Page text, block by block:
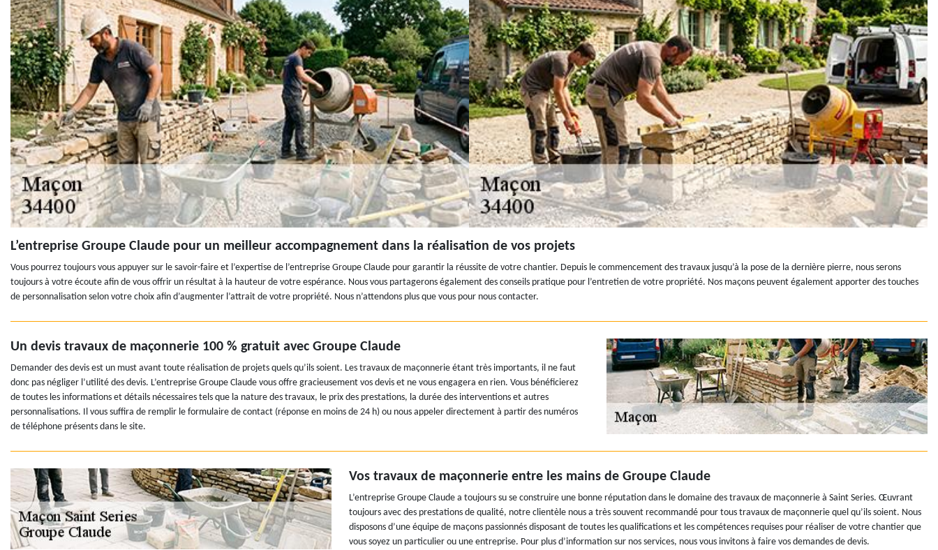
L’entreprise Groupe Claude pour un meilleur accompagnement dans la réalisation de vos projets
Vous pourrez toujours vous appuyer sur le savoir-faire et l’expertise de l’entreprise Groupe Claude pour garantir la réussite de votre chantier. Depuis le commencement des travaux jusqu’à la pose de la dernière pierre, nous serons
toujours à votre écoute afin de vous offrir un résultat à la hauteur de votre espérance. Nous vous partagerons également des conseils pratique pour l’entretien de votre propriété. Nos maçons peuvent également apporter des touches
de personnalisation selon votre choix afin d’augmenter l’attrait de votre propriété. Nous n’attendons plus que vous pour nous contacter.
Un devis travaux de maçonnerie 100 % gratuit avec Groupe Claude
Demander des devis est un must avant toute réalisation de projets quels qu’ils soient. Les travaux de maçonnerie étant très importants, il ne faut
donc pas négliger l’utilité des devis. L’entreprise Groupe Claude vous offre gracieusement vos devis et ne vous engagera en rien. Vous bénéficierez
de toutes les informations et détails nécessaires tels que la nature des travaux, le prix des prestations, la durée des interventions et autres
personnalisations. Il vous suffira de remplir le formulaire de contact (réponse en moins de 24 h) ou nous appeler directement à partir des numéros
de téléphone présents dans le site.
Vos travaux de maçonnerie entre les mains de Groupe Claude
L’entreprise Groupe Claude a toujours su se construire une bonne réputation dans le domaine des travaux de maçonnerie à Saint Series. Œuvrant
toujours avec des prestations de qualité, notre clientèle nous a très souvent recommandé pour tous travaux de maçonnerie quel qu’ils soient. Nous
disposons d’une équipe de maçons passionnés disposant de toutes les qualifications et les compétences requises pour réaliser de votre chantier que
vous soyez un particulier ou une entreprise. Pour plus d’information sur nos services, nous vous invitons à faire vos demandes de devis.